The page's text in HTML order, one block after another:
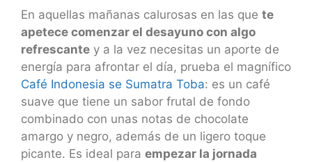
En aquellas mañanas calurosas en las que te
apetece comenzar el desayuno con algo
refrescante y a la vez necesitas un aporte de
energía para afrontar el día, prueba el magnífico
Café Indonesia se Sumatra Toba: es un café
suave que tiene un sabor frutal de fondo
combinado con unas notas de chocolate
amargo y negro, además de un ligero toque
picante. Es ideal para empezar la jornada